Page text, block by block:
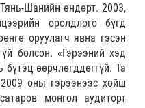
Шанийн өндөрт. 2003,
оролдлого бүгд
оруулагч явна гэсэн
болсон. «Гэрээний хэд
өөрчлөгддөггүй. Та
оны гэрээнээс хойш
монгол аудиторт